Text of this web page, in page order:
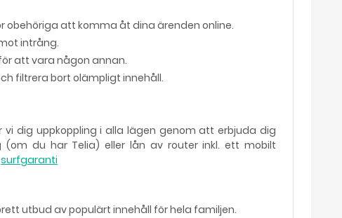
obehöriga att komma åt dina ärenden online.
intrång.
att vara någon annan.
filtrera bort olämpligt innehåll.
dig uppkoppling i alla lägen genom att erbjuda dig
du har Telia) eller lån av router inkl. ett mobilt
surfgaranti
utbud av populärt innehåll för hela familjen.